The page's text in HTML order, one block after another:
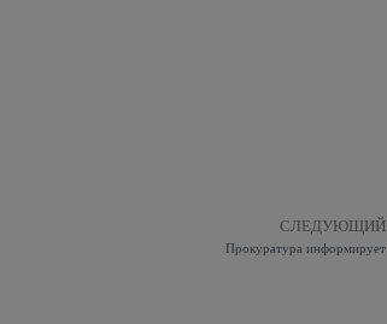
СЛЕДУЮЩИЙ
Прокуратура информирует